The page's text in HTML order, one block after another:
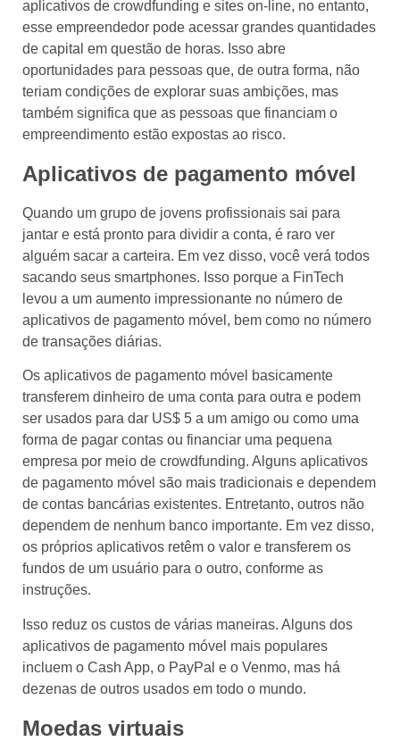
aplicativos de crowdfunding e sites on-line, no entanto,
esse empreendedor pode acessar grandes quantidades
de capital em questão de horas. Isso abre
oportunidades para pessoas que, de outra forma, não
teriam condições de explorar suas ambições, mas
também significa que as pessoas que financiam o
empreendimento estão expostas ao risco.
Aplicativos de pagamento móvel
Quando um grupo de jovens profissionais sai para
jantar e está pronto para dividir a conta, é raro ver
alguém sacar a carteira. Em vez disso, você verá todos
sacando seus smartphones. Isso porque a FinTech
levou a um aumento impressionante no número de
aplicativos de pagamento móvel, bem como no número
de transações diárias.
Os aplicativos de pagamento móvel basicamente
transferem dinheiro de uma conta para outra e podem
ser usados para dar US$ 5 a um amigo ou como uma
forma de pagar contas ou financiar uma pequena
empresa por meio de crowdfunding. Alguns aplicativos
de pagamento móvel são mais tradicionais e dependem
de contas bancárias existentes. Entretanto, outros não
dependem de nenhum banco importante. Em vez disso,
os próprios aplicativos retêm o valor e transferem os
fundos de um usuário para o outro, conforme as
instruções.
Isso reduz os custos de várias maneiras. Alguns dos
aplicativos de pagamento móvel mais populares
incluem o Cash App, o PayPal e o Venmo, mas há
dezenas de outros usados em todo o mundo.
Moedas virtuais